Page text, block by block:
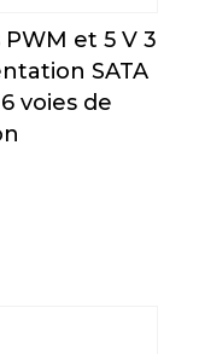
et 5 V 3
SATA
voies de